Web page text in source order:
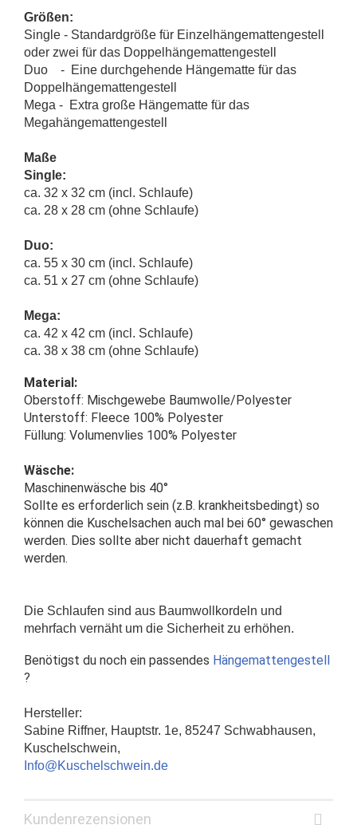
Größen:
Single - Standardgröße für Einzelhängemattengestell
oder zwei für das Doppelhängemattengestell
Duo - Eine durchgehende Hängematte für das
Doppelhängemattengestell
Mega - Extra große Hängematte für das
Megahängemattengestell
Maße
Single:
ca. 32 x 32 cm (incl. Schlaufe)
ca. 28 x 28 cm (ohne Schlaufe)
Duo:
ca. 55 x 30 cm (incl. Schlaufe)
ca. 51 x 27 cm (ohne Schlaufe)
Mega:
ca. 42 x 42 cm (incl. Schlaufe)
ca. 38 x 38 cm (ohne Schlaufe)
Material:
Oberstoff: Mischgewebe Baumwolle/Polyester
Unterstoff: Fleece 100% Polyester
Füllung: Volumenvlies 100% Polyester
Wäsche:
Maschinenwäsche bis 40°
Sollte es erforderlich sein (z.B. krankheitsbedingt) so
können die Kuschelsachen auch mal bei 60° gewaschen
werden. Dies sollte aber nicht dauerhaft gemacht
werden.
Die Schlaufen sind aus Baumwollkordeln und
mehrfach vernäht um die Sicherheit zu erhöhen.
Benötigst du noch ein passendes Hängemattengestell
?
Hersteller:
Sabine Riffner, Hauptstr. 1e, 85247 Schwabhausen,
Kuschelschwein,
Info@Kuschelschwein.de
Kundenrezensionen